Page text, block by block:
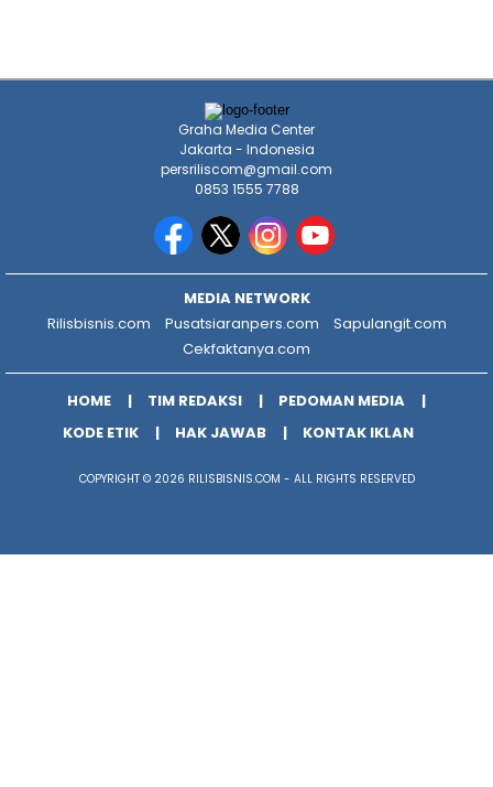
Graha Media Center
Jakarta - Indonesia
persriliscom@gmail.com
0853 1555 7788
MEDIA NETWORK
Rilisbisnis.com
Pusatsiaranpers.com
Sapulangit.com
Cekfaktanya.com
HOME TIM REDAKSI
PEDOMAN MEDIA
KODE ETIK
HAK JAWAB KONTAK IKLAN
COPYRIGHT © 2026 RILISBISNIS.COM - ALL RIGHTS RESERVED